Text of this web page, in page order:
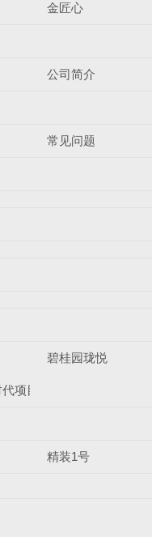
金匠心
公司简介
常见问题
碧桂园珑悦
项目
精装1号